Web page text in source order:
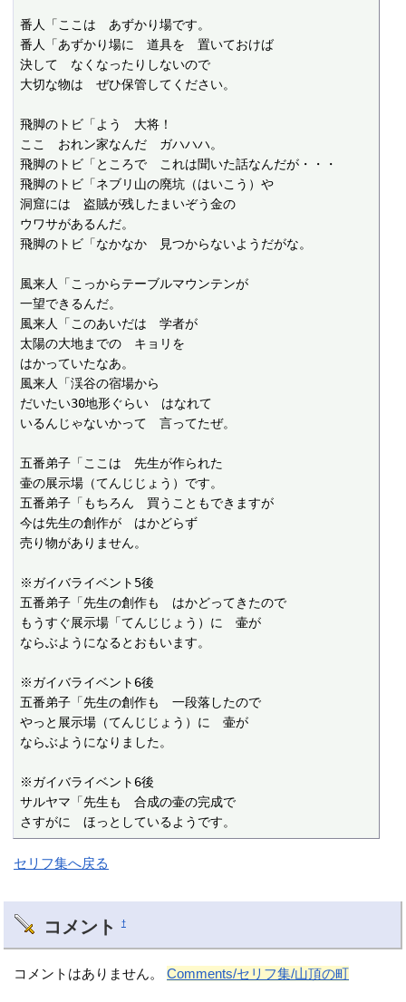
番人「ここは　あずかり場です。
番人「あずかり場に　道具を　置いておけば
決して　なくなったりしないので
大切な物は　ぜひ保管してください。
飛脚のトビ「よう　大将！
ここ　おれン家なんだ　ガハハハ。
飛脚のトビ「ところで　これは聞いた話なんだが・・・
飛脚のトビ「ネブリ山の廃坑（はいこう）や
洞窟には　盗賊が残したまいぞう金の
ウワサがあるんだ。
飛脚のトビ「なかなか　見つからないようだがな。
風来人「こっからテーブルマウンテンが
一望できるんだ。
風来人「このあいだは　学者が
太陽の大地までの　キョリを
はかっていたなあ。
風来人「渓谷の宿場から
だいたい30地形ぐらい　はなれて
いるんじゃないかって　言ってたぜ。
五番弟子「ここは　先生が作られた
壷の展示場（てんじじょう）です。
五番弟子「もちろん　買うこともできますが
今は先生の創作が　はかどらず
売り物がありません。
※ガイバライベント5後
五番弟子「先生の創作も　はかどってきたので
もうすぐ展示場「てんじじょう）に　壷が
ならぶようになるとおもいます。
※ガイバライベント6後
五番弟子「先生の創作も　一段落したので
やっと展示場（てんじじょう）に　壷が
ならぶようになりました。
※ガイバライベント6後
サルヤマ「先生も　合成の壷の完成で
さすがに　ほっとしているようです。
セリフ集へ戻る
コメント †
コメントはありません。Comments/セリフ集/山頂の町